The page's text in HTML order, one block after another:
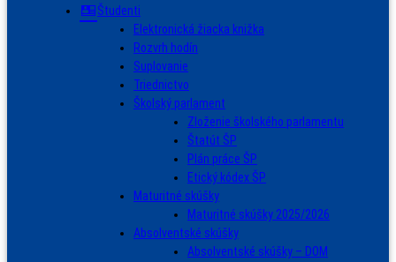
Študenti
Elektronická žiacka knižka
Rozvrh hodín
Suplovanie
Triednictvo
Školský parlament
Zloženie školského parlamentu
Štatút ŠP
Plán práce ŠP
Etický kódex ŠP
Maturitné skúšky
Maturitné skúšky 2025/2026
Absolventské skúšky
Absolventské skúšky – DOM